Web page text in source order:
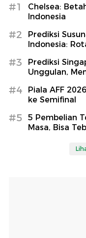
#1
Chelsea:
Indonesia
#2
Prediksi
Indonesia:
#3
Prediksi
Unggulan,
#4
Piala AFF
ke Semifinal
#5
5 Pembelian
Masa, Bisa